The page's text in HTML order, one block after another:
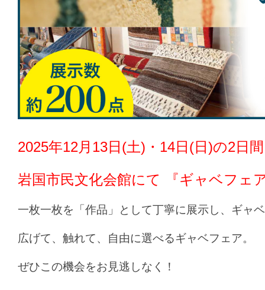
2025年12月13日(土)・14日(日)の2日間
岩国市民文化会館にて 『ギャベフェ
一枚一枚を「作品」として丁寧に展示し、ギャ
広げて、触れて、自由に選べるギャベフェア。
ぜひこの機会をお見逃しなく！